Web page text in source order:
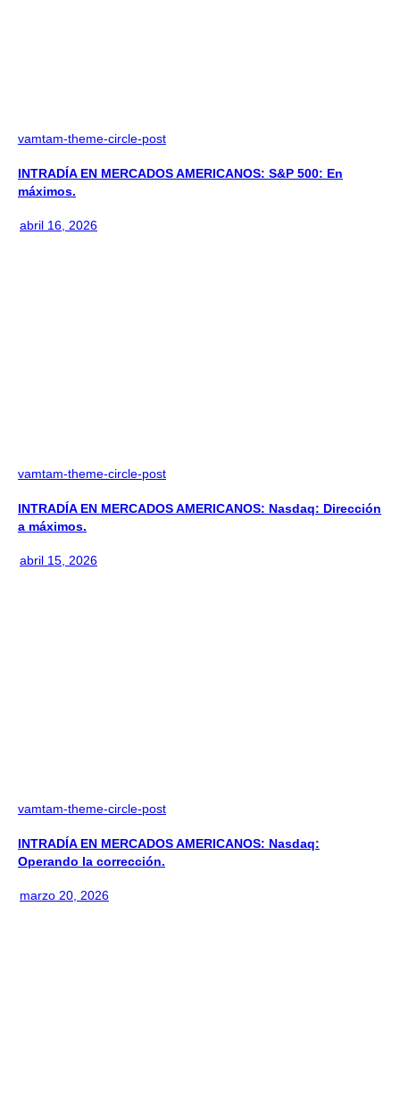
vamtam-theme-circle-post
INTRADÍA EN MERCADOS AMERICANOS: S&P 500: En
máximos.
abril 16, 2026
vamtam-theme-circle-post
INTRADÍA EN MERCADOS AMERICANOS: Nasdaq: Dirección
a máximos.
abril 15, 2026
vamtam-theme-circle-post
INTRADÍA EN MERCADOS AMERICANOS: Nasdaq:
Operando la corrección.
marzo 20, 2026